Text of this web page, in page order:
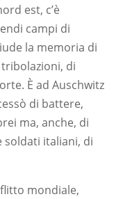
est, c’è
campi di
la memoria di
di
È ad Auschwitz
di battere,
ma, anche, di
soldati italiani, di
mondiale,